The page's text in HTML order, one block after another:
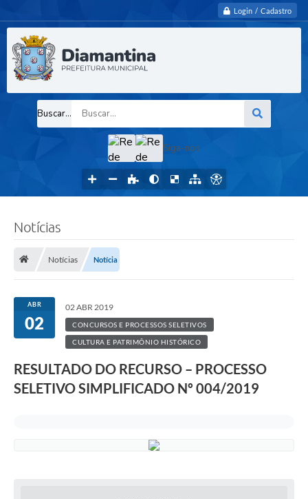
Login / Cadastro
Buscar...
Siga-nos
Notícias
Notícias Notícia
ABR
02
02 ABR 2019
CONCURSOS E PROCESSOS SELETIVOS
CULTURA E PATRIMÔNIO HISTÓRICO
RESULTADO DO RECURSO – PROCESSO
SELETIVO SIMPLIFICADO Nº 004/2019